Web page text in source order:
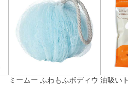
ミームー ふわもふボディウ 油吸い